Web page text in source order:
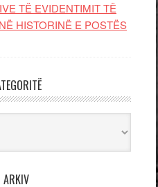
TË EVIDENTIMIT TË
HISTORINË E POSTËS
ARKIV